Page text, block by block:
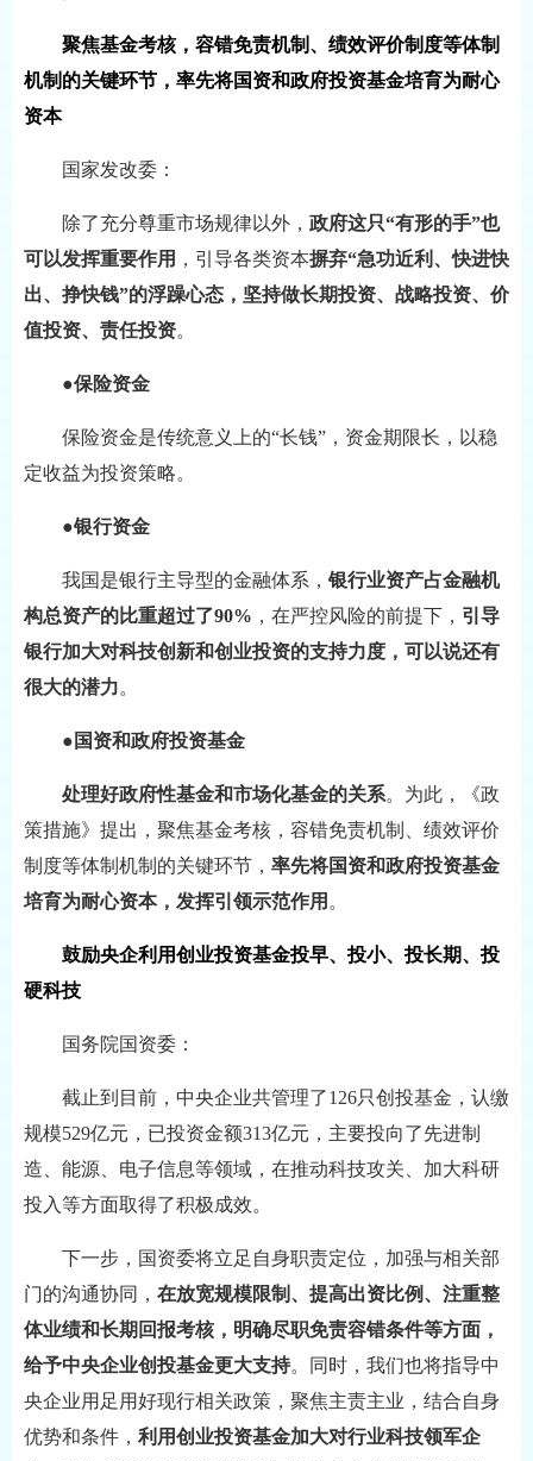
聚焦基金考核，容错免责机制、绩效评价制度等体制
机制的关键环节，率先将国资和政府投资基金培育为耐心
资本
国家发改委：
除了充分尊重市场规律以外， 政府这只“有形的手”也
可以发挥重要作用 ，引导各类资本摒弃“急功近利、快进快
出、挣快钱”的浮躁心态，坚持做长期投资、战略投资、价
值投资、责任投资。
●保险资金
保险资金是传统意义上的“长钱”，资金期限长，以稳
定收益为投资策略。
●银行资金
我国是银行主导型的金融体系， 银行业资产占金融机
构总资产的比重超过了90% ，在严控风险的前提下， 引导
银行加大对科技创新和创业投资的支持力度，可以说还有
很大的潜力。
● 国资和政府投资基金
处理好政府性基金和市场化基金的关系。为此，《政
策措施》提出，聚焦基金考核，容错免责机制、绩效评价
制度等体制机制的关键环节， 率先将国资和政府投资基金
培育为耐心资本，发挥引领示范作用 。
鼓励央企利用创业投资基金投早、投小、投长期、投
硬科技
国务院国资委：
截止到目前，中央企业共管理了126只创投基金，认缴
规模529亿元，已投资金额313亿元，主要投向了先进制
造、能源、电子信息等领域，在推动科技攻关、加大科研
投入等方面取得了积极成效。
下一步，国资委将立足自身职责定位，加强与相关部
门的沟通协同， 在放宽规模限制、提高出资比例、注重整
体业绩和长期回报考核，明确尽职免责容错条件等方面，
给予中央企业创投基金更大支持。同时，我们也将指导中
央企业用足用好现行相关政策，聚焦主责主业，结合自身
优势和条件， 利用创业投资基金加大对行业科技领军企